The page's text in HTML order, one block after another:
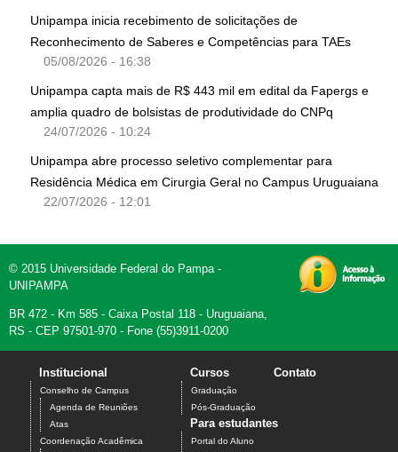
Unipampa inicia recebimento de solicitações de
Reconhecimento de Saberes e Competências para TAEs
05/08/2026 - 16:38
Unipampa capta mais de R$ 443 mil em edital da Fapergs e
amplia quadro de bolsistas de produtividade do CNPq
24/07/2026 - 10:24
Unipampa abre processo seletivo complementar para
Residência Médica em Cirurgia Geral no Campus Uruguaiana
22/07/2026 - 12:01
© 2015 Universidade Federal do Pampa -
UNIPAMPA
BR 472 - Km 585 - Caixa Postal 118 - Uruguaiana,
RS - CEP 97501-970 - Fone (55)3911-0200
Institucional
Conselho de Campus
Agenda de Reuniões
Atas
Coordenação Acadêmica
Cursos
Graduação
Pós-Graduação
Contato
Para estudantes
Portal do Aluno